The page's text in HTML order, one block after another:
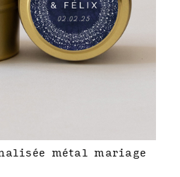
métal mariage